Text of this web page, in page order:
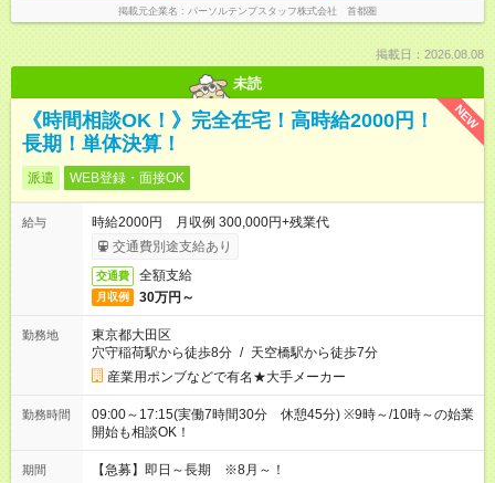
掲載元企業名 パーソルテンプスタッフ株式会社 首都圏
掲載日：2026.08.08
未読
NEW
《時間相談OK！》完全在宅！高時給2000円！
長期！単体決算！
派遣 WEB登録・面接OK
給与
時給2000円 月収例 300,000円+残業代
交通費別途支給あり
交通費 全額支給
月収例 30万円～
勤務地
東京都大田区
穴守稲荷駅から徒歩8分 / 天空橋駅から徒歩7分
産業用ポンブなどで有名★大手メーカー
勤務時間
09:00～17:15(実働7時間30分 休憩45分) ※9時～/10時～の始業
開始も相談OK！
期間 【急募】即日～長期 ※8月～！